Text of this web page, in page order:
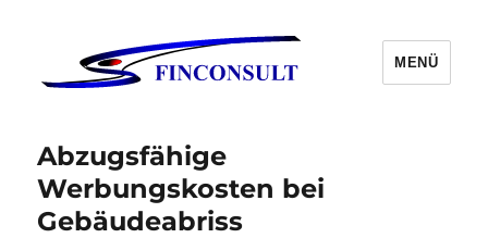
MENÜ
Abzugsfähige
Werbungskosten bei
Gebäudeabriss